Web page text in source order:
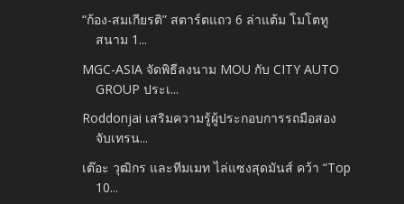
“ก้อง-สมเกียรติ” สตาร์ตแถว 6 ล่าแต้ม โมโตทู
สนาม 1...
MGC-ASIA จัดพิธีลงนาม MOU กับ CITY AUTO
GROUP ประเ...
Roddonjai เสริมความรู้ผู้ประกอบการรถมือสอง
จับเทรน...
เต๊อะ วุฒิกร และทีมเมท ไล่แซงสุดมันส์ คว้า “Top
10...